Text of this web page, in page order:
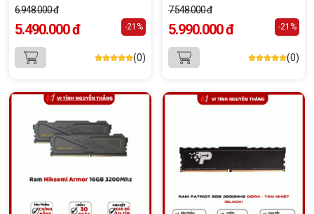
6.948.000 đ
5.490.000 đ -21%
(0)
XMP & AMD EXPO, 1.35V
7.548.000 đ
5.990.000 đ -21%
(0)